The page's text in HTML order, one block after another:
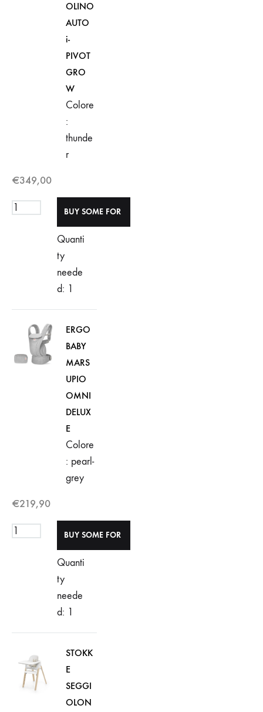
OLINO
AUTO
i-
PIVOT
GRO
W
Colore
:
thunde
r
€349,00
Quanti
ty
neede
d: 1
ERGO
BABY
MARS
UPIO
OMNI
DELUX
E
Colore
: pearl-
grey
€219,90
Quanti
ty
neede
d: 1
STOKK
E
SEGGI
OLON